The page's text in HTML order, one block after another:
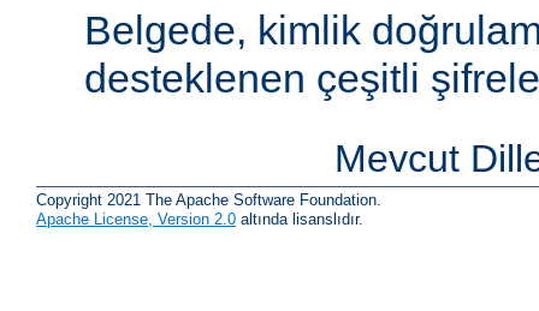
Belgede, kimlik
desteklenen çeşitli
Mevcut
Copyright 2021 The Apache Software Foundation.
Apache License, Version 2.0 altında lisanslıdır.